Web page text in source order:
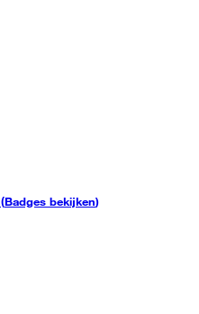
(Badges bekijken)